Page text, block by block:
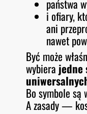
państwa
i ofiary,
ani
nawet
Być może
wybiera jedne
Bo symbole są
A zasady —